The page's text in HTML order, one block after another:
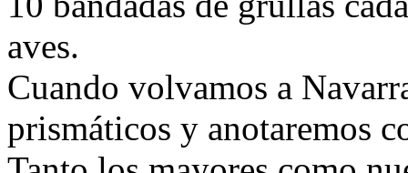
aves.
Cuando volvamos a
prismáticos y anotaremos